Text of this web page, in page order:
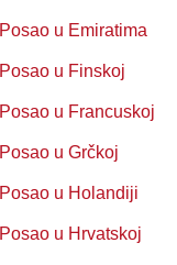
Posao u Emiratima
Posao u Finskoj
Posao u Francuskoj
Posao u Grčkoj
Posao u Holandiji
Posao u Hrvatskoj